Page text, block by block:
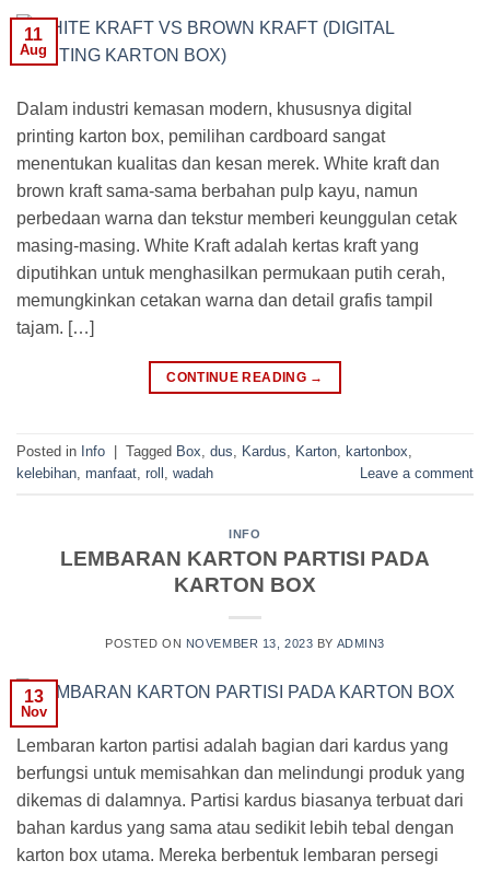
11
Aug
Dalam industri kemasan modern, khususnya digital
printing karton box, pemilihan cardboard sangat
menentukan kualitas dan kesan merek. White kraft dan
brown kraft sama-sama berbahan pulp kayu, namun
perbedaan warna dan tekstur memberi keunggulan cetak
masing-masing. White Kraft adalah kertas kraft yang
diputihkan untuk menghasilkan permukaan putih cerah,
memungkinkan cetakan warna dan detail grafis tampil
tajam. […]
CONTINUE READING →
Posted in Info Tagged Box dus Kardus Karton kartonbox
kelebihan manfaat roll wadah Leave a comment
INFO
LEMBARAN KARTON PARTISI PADA
KARTON BOX
POSTED ON NOVEMBER 13, 2023 BY ADMIN3
13
Nov
Lembaran karton partisi adalah bagian dari kardus yang
berfungsi untuk memisahkan dan melindungi produk yang
dikemas di dalamnya. Partisi kardus biasanya terbuat dari
bahan kardus yang sama atau sedikit lebih tebal dengan
karton box utama. Mereka berbentuk lembaran persegi